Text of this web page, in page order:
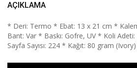
AÇIKLAMA
* Deri: Termo * Ebat: 13 x 21 cm *
Bant: Var * Baskı: Gofre, UV * Koli
Sayfa Sayısı: 224 * Kağıt: 80 gram